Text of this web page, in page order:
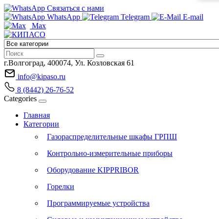
Связаться с нами
WhatsApp
Telegram
E-mail
Max
г.Волгоград, 400074, Ул. Козловская 61
info@kipaso.ru
8 (8442) 26-76-52
Categories
Главная
Категории
Газораспределительные шкафы ГРПШ
Контрольно-измерительные приборы
Оборудование KIPPRIBOR
Горелки
Программируемые устройства